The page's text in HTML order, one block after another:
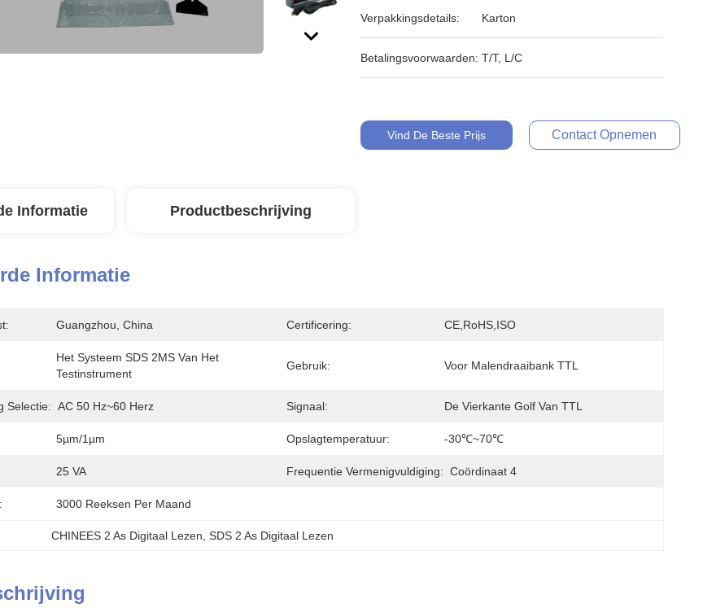
Verpakkingsdetails: Karton
Betalingsvoorwaarden: T/T, L/C
Vind De Beste Prijs Contact Opnemen
Informatie Productbeschrijving
Informatie
Guangzhou, China Certificering: CE,RoHS,ISO
Het Systeem SDS 2MS Van Het
Testinstrument
Gebruik: Voor Malendraaibank TTL
Selectie: AC 50 Hz~60 Herz Signaal: De Vierkante Golf Van TTL
5µm/1µm Opslagtemperatuur: -30℃~70℃
25 VA Frequentie Vermenigvuldiging: Coördinaat 4
3000 Reeksen Per Maand
CHINEES 2 As Digitaal Lezen , SDS 2 As Digitaal Lezen